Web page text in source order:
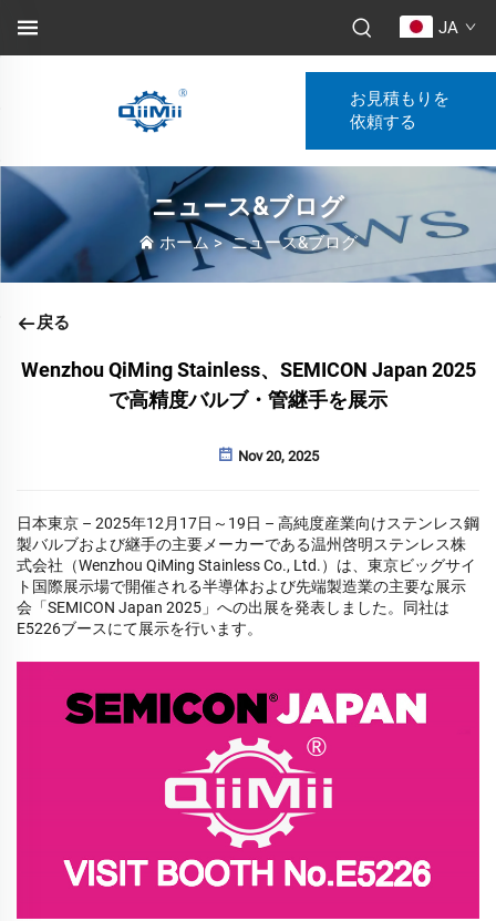
JA
お見積もりを
依頼する
ニュース&ブログ
ホーム>ニュース&ブログ
戻る
Wenzhou QiMing Stainless、SEMICON Japan 2025
で高精度バルブ・管継手を展示
Nov 20, 2025
日本東京 – 2025年12月17日～19日 – 高純度産業向けステンレス鋼
製バルブおよび継手の主要メーカーである温州啓明ステンレス株
式会社（Wenzhou QiMing Stainless Co., Ltd.）は、東京ビッグサイ
ト国際展示場で開催される半導体および先端製造業の主要な展示
会「SEMICON Japan 2025」への出展を発表しました。同社は
E5226ブースにて展示を行います。